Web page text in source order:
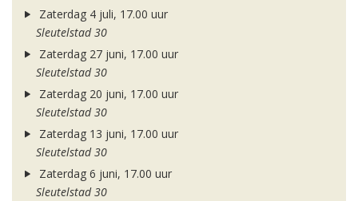
Zaterdag 4 juli, 17.00 uur
Sleutelstad 30
Zaterdag 27 juni, 17.00 uur
Sleutelstad 30
Zaterdag 20 juni, 17.00 uur
Sleutelstad 30
Zaterdag 13 juni, 17.00 uur
Sleutelstad 30
Zaterdag 6 juni, 17.00 uur
Sleutelstad 30